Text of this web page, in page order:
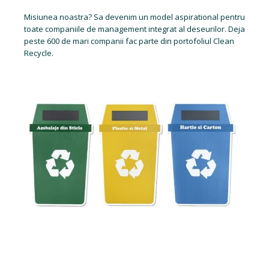
Misiunea noastra? Sa devenim un model aspirational pentru
toate companiile de management integrat al deseurilor. Deja
peste 600 de mari companii fac parte din portofoliul Clean
Recycle.